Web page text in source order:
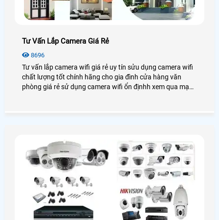
Tư Vấn Lắp Camera Giá Rẻ
8696
Tư vấn lắp camera wifi giá rẻ uy tín sửu dụng camera wifi
chất lượng tốt chính hãng cho gia đình cửa hàng văn
phòng giá rẻ sử dụng camera wifi ổn địnhh xem qua mạng